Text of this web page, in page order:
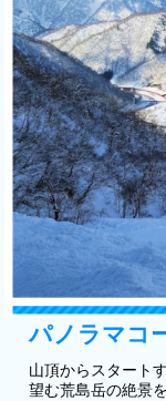
パノラマコ
山頂からスタート
望む荒島岳の絶景